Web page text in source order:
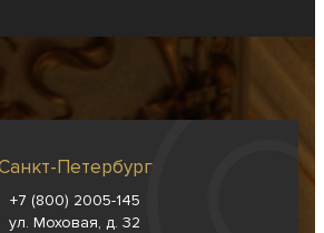
Петербург
+7 (800) 2005-145
ул. Моховая, д. 32